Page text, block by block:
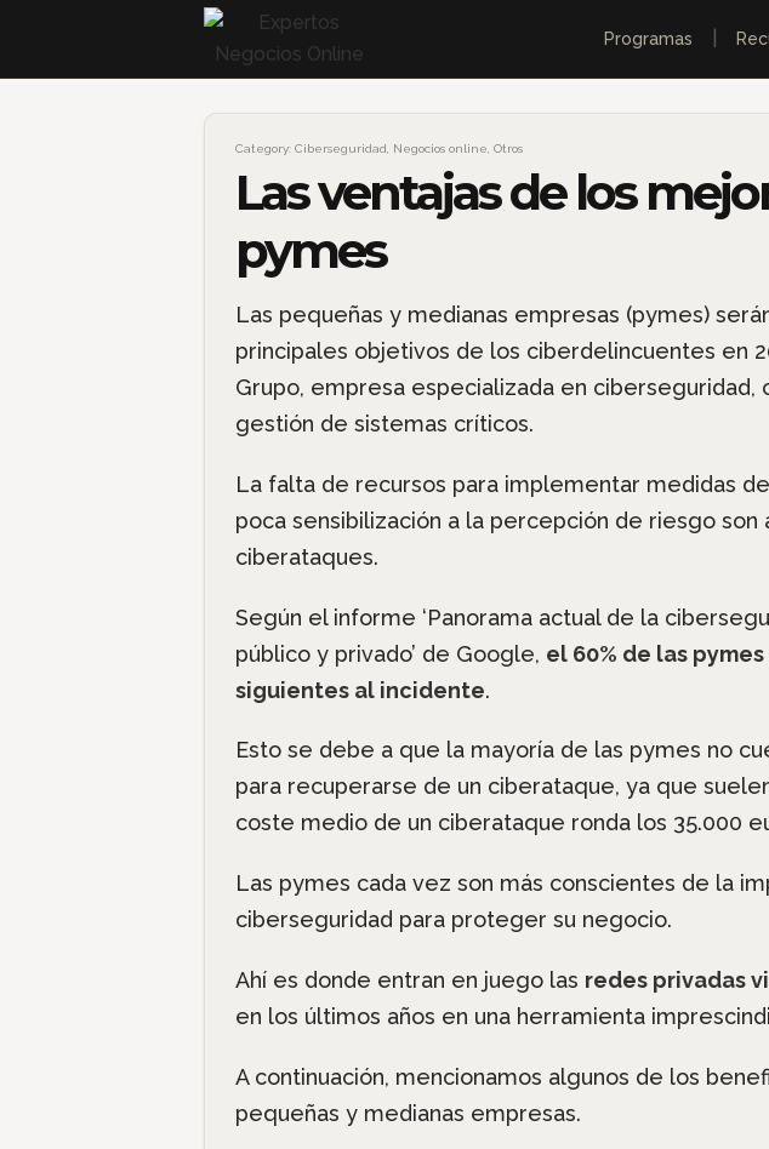
Programas
Category: Ciberseguridad Negocios online Otros
Las ventajas de los
pymes
Las pequeñas y medianas empresas (pymes)
principales objetivos de los ciberdelincuentes en
Grupo, empresa especializada en ciberseguridad,
gestión de sistemas críticos.
La falta de recursos para implementar medidas
poca sensibilización a la percepción de riesgo
ciberataques.
Según el informe ‘Panorama actual de la
público y privado’ de Google, el 60% de las
siguientes al incidente.
Esto se debe a que la mayoría de las pymes no
para recuperarse de un ciberataque, ya que
coste medio de un ciberataque ronda los 35.000
Las pymes cada vez son más conscientes de la
ciberseguridad para proteger su negocio.
Ahí es donde entran en juego las redes privadas
en los últimos años en una herramienta
A continuación, mencionamos algunos de los
pequeñas y medianas empresas.